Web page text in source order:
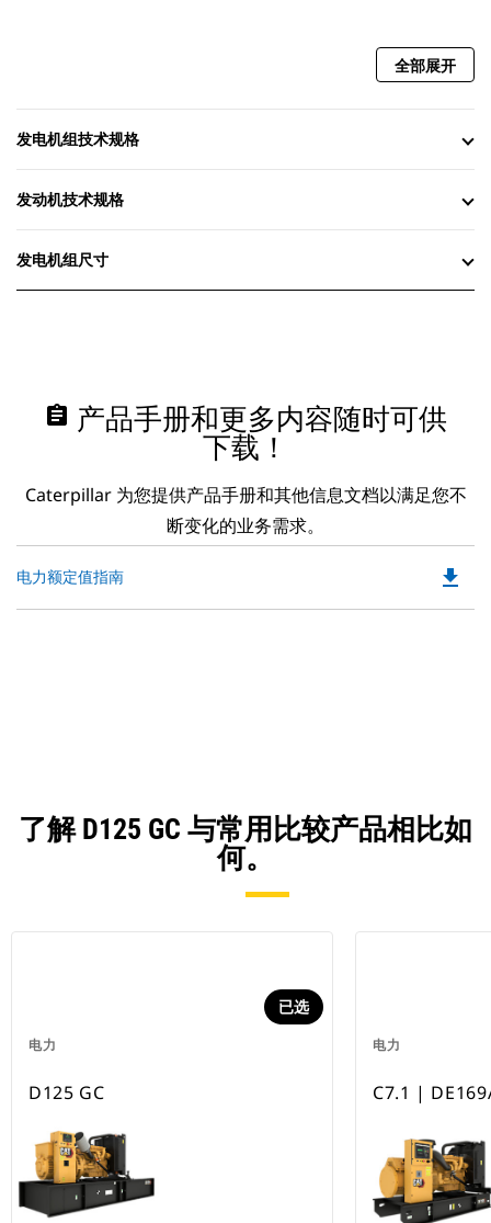
全部展开
发电机组技术规格
发动机技术规格
发电机组尺寸
assignment 产品手册和更多内容随时可供
下载！
Caterpillar 为您提供产品手册和其他信息文档以满足您不
断变化的业务需求。
电力额定值指南 file_download
了解 D125 GC 与常用比较产品相比如
何。
电力
已选
D125 GC
电力
C7.1 |